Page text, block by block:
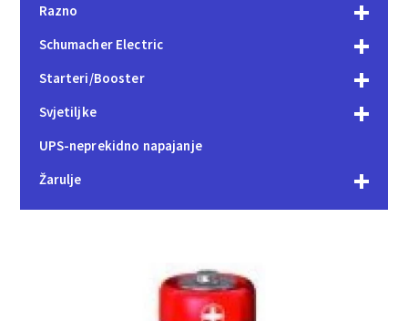
Razno
Schumacher Electric
Starteri/Booster
Svjetiljke
UPS-neprekidno napajanje
Žarulje